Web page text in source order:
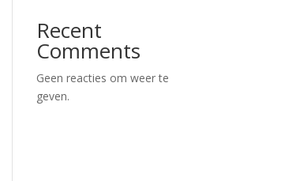
Recent
Comments
Geen reacties om weer te
geven.